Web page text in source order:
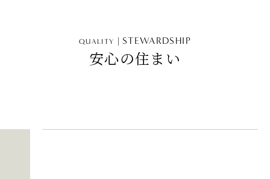
QUALITY STEWARDSHIP
安心の住まい